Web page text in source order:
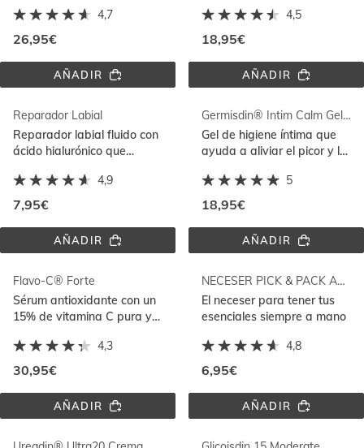
4,7
26,95€
AÑADIRNUTRADEICA®
GRASA
400ML
4,5
18,95€
AÑADIRUREADIN®
OJOS
Reparador Labial
Reparador labial fluido con
ácido hialurónico que
la piel
4,9
7,95€
AÑADIRREPARADOR
Germisdin® Intim Calm Gel 500ml
Gel de higiene íntima que
ayuda a aliviar el picor y la
5
18,95€
AÑADIRGERMISDIN®
GEL
500ML
Flavo-C® Forte
Sérum antioxidante con un
15% de vitamina C pura y
luminosa y rejuvenecida
4,3
30,95€
AÑADIRFLAVO-
NECESER PICK & PACK ACOLCHADO
El neceser para tener tus
esenciales siempre a mano
4,8
6,95€
AÑADIRNECESER